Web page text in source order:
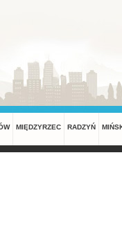
MIĘDZYRZEC RADZYŃ